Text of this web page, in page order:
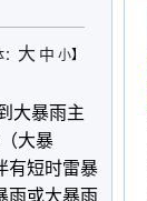
大 中 小】
大暴雨主
大暴
有短时雷暴
雨或大暴雨